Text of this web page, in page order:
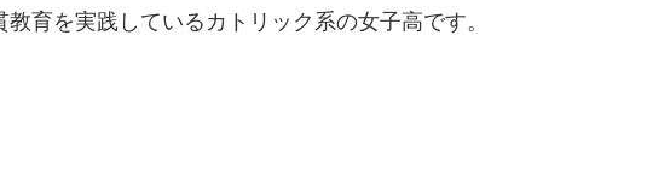
育を実践しているカトリック系の女子高です。